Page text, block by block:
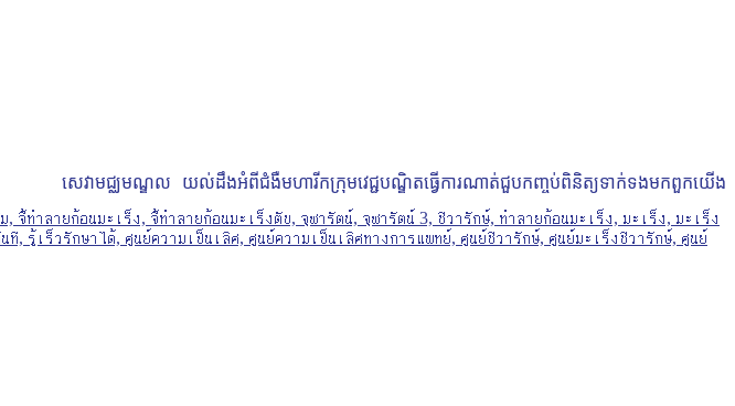
សេវាមជ្ឈមណ្ឌល
យល់ដឹងអំពីជំងឺមហារីកក្រុមវេជ្ជបណ្ឌិតធ្វើការ​ណាត់ជួបកញ្ចប់ពិនិត្យទាក់ទង​មក​ពួក​យើង